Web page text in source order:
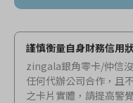
謹慎衡量自身財務信用
zingala銀角零卡/仲信
任何代辦公司合作，且
之卡片實體，請提高警